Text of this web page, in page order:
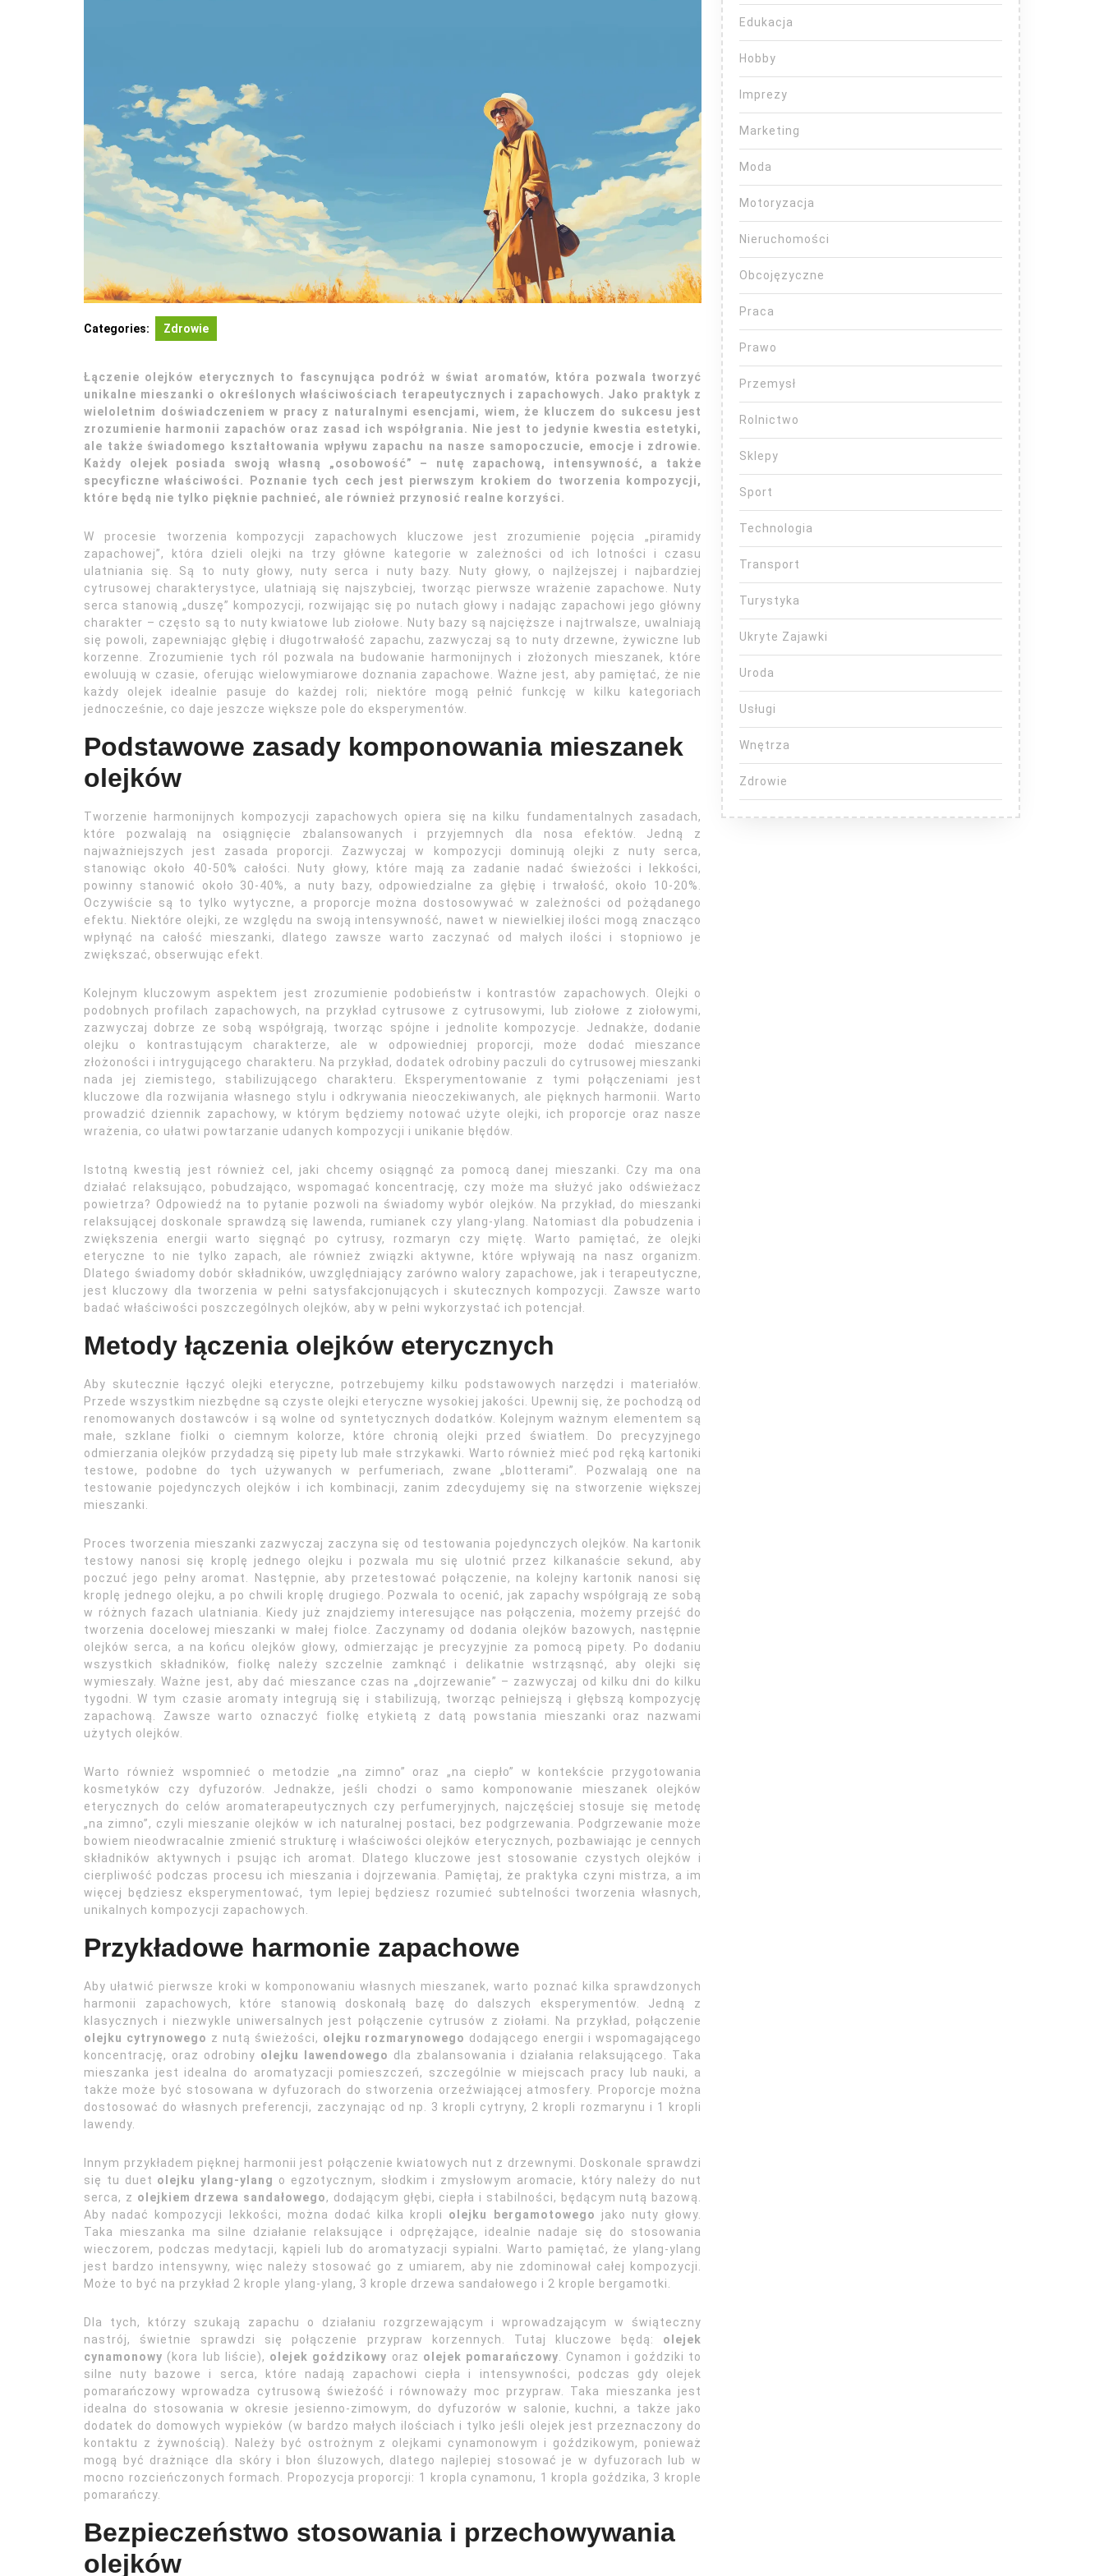
Categories: Zdrowie
Łączenie olejków eterycznych to fascynująca podróż w świat aromatów, która pozwala tworzyć
unikalne mieszanki o określonych właściwościach terapeutycznych i zapachowych. Jako praktyk z
wieloletnim doświadczeniem w pracy z naturalnymi esencjami, wiem, że kluczem do sukcesu jest
zrozumienie harmonii zapachów oraz zasad ich współgrania. Nie jest to jedynie kwestia estetyki,
ale także świadomego kształtowania wpływu zapachu na nasze samopoczucie, emocje i zdrowie.
Każdy olejek posiada swoją własną „osobowość” – nutę zapachową, intensywność, a także
specyficzne właściwości. Poznanie tych cech jest pierwszym krokiem do tworzenia kompozycji,
które będą nie tylko pięknie pachnieć, ale również przynosić realne korzyści.
W procesie tworzenia kompozycji zapachowych kluczowe jest zrozumienie pojęcia „piramidy
zapachowej”, która dzieli olejki na trzy główne kategorie w zależności od ich lotności i czasu
ulatniania się. Są to nuty głowy, nuty serca i nuty bazy. Nuty głowy, o najlżejszej i najbardziej
cytrusowej charakterystyce, ulatniają się najszybciej, tworząc pierwsze wrażenie zapachowe. Nuty
serca stanowią „duszę” kompozycji, rozwijając się po nutach głowy i nadając zapachowi jego główny
charakter – często są to nuty kwiatowe lub ziołowe. Nuty bazy są najcięższe i najtrwalsze, uwalniają
się powoli, zapewniając głębię i długotrwałość zapachu, zazwyczaj są to nuty drzewne, żywiczne lub
korzenne. Zrozumienie tych ról pozwala na budowanie harmonijnych i złożonych mieszanek, które
ewoluują w czasie, oferując wielowymiarowe doznania zapachowe. Ważne jest, aby pamiętać, że nie
każdy olejek idealnie pasuje do każdej roli; niektóre mogą pełnić funkcję w kilku kategoriach
jednocześnie, co daje jeszcze większe pole do eksperymentów.
Podstawowe zasady komponowania mieszanek
olejków
Tworzenie harmonijnych kompozycji zapachowych opiera się na kilku fundamentalnych zasadach,
które pozwalają na osiągnięcie zbalansowanych i przyjemnych dla nosa efektów. Jedną z
najważniejszych jest zasada proporcji. Zazwyczaj w kompozycji dominują olejki z nuty serca,
stanowiąc około 40-50% całości. Nuty głowy, które mają za zadanie nadać świeżości i lekkości,
powinny stanowić około 30-40%, a nuty bazy, odpowiedzialne za głębię i trwałość, około 10-20%.
Oczywiście są to tylko wytyczne, a proporcje można dostosowywać w zależności od pożądanego
efektu. Niektóre olejki, ze względu na swoją intensywność, nawet w niewielkiej ilości mogą znacząco
wpłynąć na całość mieszanki, dlatego zawsze warto zaczynać od małych ilości i stopniowo je
zwiększać, obserwując efekt.
Kolejnym kluczowym aspektem jest zrozumienie podobieństw i kontrastów zapachowych. Olejki o
podobnych profilach zapachowych, na przykład cytrusowe z cytrusowymi, lub ziołowe z ziołowymi,
zazwyczaj dobrze ze sobą współgrają, tworząc spójne i jednolite kompozycje. Jednakże, dodanie
olejku o kontrastującym charakterze, ale w odpowiedniej proporcji, może dodać mieszance
złożoności i intrygującego charakteru. Na przykład, dodatek odrobiny paczuli do cytrusowej mieszanki
nada jej ziemistego, stabilizującego charakteru. Eksperymentowanie z tymi połączeniami jest
kluczowe dla rozwijania własnego stylu i odkrywania nieoczekiwanych, ale pięknych harmonii. Warto
prowadzić dziennik zapachowy, w którym będziemy notować użyte olejki, ich proporcje oraz nasze
wrażenia, co ułatwi powtarzanie udanych kompozycji i unikanie błędów.
Istotną kwestią jest również cel, jaki chcemy osiągnąć za pomocą danej mieszanki. Czy ma ona
działać relaksująco, pobudzająco, wspomagać koncentrację, czy może ma służyć jako odświeżacz
powietrza? Odpowiedź na to pytanie pozwoli na świadomy wybór olejków. Na przykład, do mieszanki
relaksującej doskonale sprawdzą się lawenda, rumianek czy ylang-ylang. Natomiast dla pobudzenia i
zwiększenia energii warto sięgnąć po cytrusy, rozmaryn czy miętę. Warto pamiętać, że olejki
eteryczne to nie tylko zapach, ale również związki aktywne, które wpływają na nasz organizm.
Dlatego świadomy dobór składników, uwzględniający zarówno walory zapachowe, jak i terapeutyczne,
jest kluczowy dla tworzenia w pełni satysfakcjonujących i skutecznych kompozycji. Zawsze warto
badać właściwości poszczególnych olejków, aby w pełni wykorzystać ich potencjał.
Metody łączenia olejków eterycznych
Aby skutecznie łączyć olejki eteryczne, potrzebujemy kilku podstawowych narzędzi i materiałów.
Przede wszystkim niezbędne są czyste olejki eteryczne wysokiej jakości. Upewnij się, że pochodzą od
renomowanych dostawców i są wolne od syntetycznych dodatków. Kolejnym ważnym elementem są
małe, szklane fiolki o ciemnym kolorze, które chronią olejki przed światłem. Do precyzyjnego
odmierzania olejków przydadzą się pipety lub małe strzykawki. Warto również mieć pod ręką kartoniki
testowe, podobne do tych używanych w perfumeriach, zwane „blotterami”. Pozwalają one na
testowanie pojedynczych olejków i ich kombinacji, zanim zdecydujemy się na stworzenie większej
mieszanki.
Proces tworzenia mieszanki zazwyczaj zaczyna się od testowania pojedynczych olejków. Na kartonik
testowy nanosi się kroplę jednego olejku i pozwala mu się ulotnić przez kilkanaście sekund, aby
poczuć jego pełny aromat. Następnie, aby przetestować połączenie, na kolejny kartonik nanosi się
kroplę jednego olejku, a po chwili kroplę drugiego. Pozwala to ocenić, jak zapachy współgrają ze sobą
w różnych fazach ulatniania. Kiedy już znajdziemy interesujące nas połączenia, możemy przejść do
tworzenia docelowej mieszanki w małej fiolce. Zaczynamy od dodania olejków bazowych, następnie
olejków serca, a na końcu olejków głowy, odmierzając je precyzyjnie za pomocą pipety. Po dodaniu
wszystkich składników, fiolkę należy szczelnie zamknąć i delikatnie wstrząsnąć, aby olejki się
wymieszały. Ważne jest, aby dać mieszance czas na „dojrzewanie” – zazwyczaj od kilku dni do kilku
tygodni. W tym czasie aromaty integrują się i stabilizują, tworząc pełniejszą i głębszą kompozycję
zapachową. Zawsze warto oznaczyć fiolkę etykietą z datą powstania mieszanki oraz nazwami
użytych olejków.
Warto również wspomnieć o metodzie „na zimno” oraz „na ciepło” w kontekście przygotowania
kosmetyków czy dyfuzorów. Jednakże, jeśli chodzi o samo komponowanie mieszanek olejków
eterycznych do celów aromaterapeutycznych czy perfumeryjnych, najczęściej stosuje się metodę
„na zimno”, czyli mieszanie olejków w ich naturalnej postaci, bez podgrzewania. Podgrzewanie może
bowiem nieodwracalnie zmienić strukturę i właściwości olejków eterycznych, pozbawiając je cennych
składników aktywnych i psując ich aromat. Dlatego kluczowe jest stosowanie czystych olejków i
cierpliwość podczas procesu ich mieszania i dojrzewania. Pamiętaj, że praktyka czyni mistrza, a im
więcej będziesz eksperymentować, tym lepiej będziesz rozumieć subtelności tworzenia własnych,
unikalnych kompozycji zapachowych.
Przykładowe harmonie zapachowe
Aby ułatwić pierwsze kroki w komponowaniu własnych mieszanek, warto poznać kilka sprawdzonych
harmonii zapachowych, które stanowią doskonałą bazę do dalszych eksperymentów. Jedną z
klasycznych i niezwykle uniwersalnych jest połączenie cytrusów z ziołami. Na przykład, połączenie
olejku cytrynowego z nutą świeżości, olejku rozmarynowego dodającego energii i wspomagającego
koncentrację, oraz odrobiny olejku lawendowego dla zbalansowania i działania relaksującego. Taka
mieszanka jest idealna do aromatyzacji pomieszczeń, szczególnie w miejscach pracy lub nauki, a
także może być stosowana w dyfuzorach do stworzenia orzeźwiającej atmosfery. Proporcje można
dostosować do własnych preferencji, zaczynając od np. 3 kropli cytryny, 2 kropli rozmarynu i 1 kropli
lawendy.
Innym przykładem pięknej harmonii jest połączenie kwiatowych nut z drzewnymi. Doskonale sprawdzi
się tu duet olejku ylang-ylang o egzotycznym, słodkim i zmysłowym aromacie, który należy do nut
serca, z olejkiem drzewa sandałowego, dodającym głębi, ciepła i stabilności, będącym nutą bazową.
Aby nadać kompozycji lekkości, można dodać kilka kropli olejku bergamotowego jako nuty głowy.
Taka mieszanka ma silne działanie relaksujące i odprężające, idealnie nadaje się do stosowania
wieczorem, podczas medytacji, kąpieli lub do aromatyzacji sypialni. Warto pamiętać, że ylang-ylang
jest bardzo intensywny, więc należy stosować go z umiarem, aby nie zdominował całej kompozycji.
Może to być na przykład 2 krople ylang-ylang, 3 krople drzewa sandałowego i 2 krople bergamotki.
Dla tych, którzy szukają zapachu o działaniu rozgrzewającym i wprowadzającym w świąteczny
nastrój, świetnie sprawdzi się połączenie przypraw korzennych. Tutaj kluczowe będą: olejek
cynamonowy (kora lub liście), olejek goździkowy oraz olejek pomarańczowy . Cynamon i goździki to
silne nuty bazowe i serca, które nadają zapachowi ciepła i intensywności, podczas gdy olejek
pomarańczowy wprowadza cytrusową świeżość i równoważy moc przypraw. Taka mieszanka jest
idealna do stosowania w okresie jesienno-zimowym, do dyfuzorów w salonie, kuchni, a także jako
dodatek do domowych wypieków (w bardzo małych ilościach i tylko jeśli olejek jest przeznaczony do
kontaktu z żywnością). Należy być ostrożnym z olejkami cynamonowym i goździkowym, ponieważ
mogą być drażniące dla skóry i błon śluzowych, dlatego najlepiej stosować je w dyfuzorach lub w
mocno rozcieńczonych formach. Propozycja proporcji: 1 kropla cynamonu, 1 kropla goździka, 3 krople
pomarańczy.
Bezpieczeństwo stosowania i przechowywania
olejków
Edukacja
Hobby
Imprezy
Marketing
Moda
Motoryzacja
Nieruchomości
Obcojęzyczne
Praca
Prawo
Przemysł
Rolnictwo
Sklepy
Sport
Technologia
Transport
Turystyka
Ukryte Zajawki
Uroda
Usługi
Wnętrza
Zdrowie